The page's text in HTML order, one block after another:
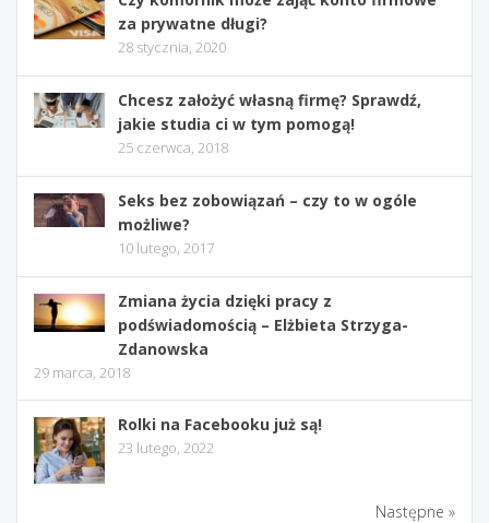
za prywatne długi?
28 stycznia, 2020
Chcesz założyć własną firmę? Sprawdź,
jakie studia ci w tym pomogą!
25 czerwca, 2018
Seks bez zobowiązań – czy to w ogóle
możliwe?
10 lutego, 2017
Zmiana życia dzięki pracy z
podświadomością – Elżbieta Strzyga-
Zdanowska
29 marca, 2018
Rolki na Facebooku już są!
23 lutego, 2022
Następne »